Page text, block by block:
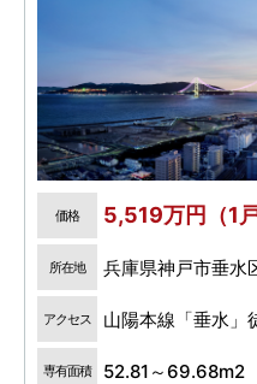
価格 5,519万円（1
所在地 兵庫県神戸市垂水
アクセス 山陽本線「垂水」
専有面積 52.81～69.68m2